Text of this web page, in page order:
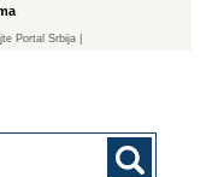
Portal Srbija |